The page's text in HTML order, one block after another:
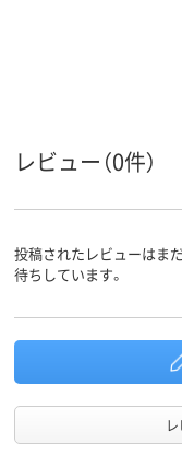
レビュー（0件）
投稿されたレビューはま
待ちしています。